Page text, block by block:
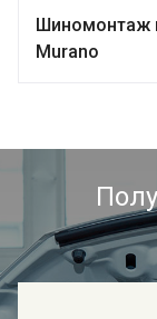
Шиномонтаж
Murano